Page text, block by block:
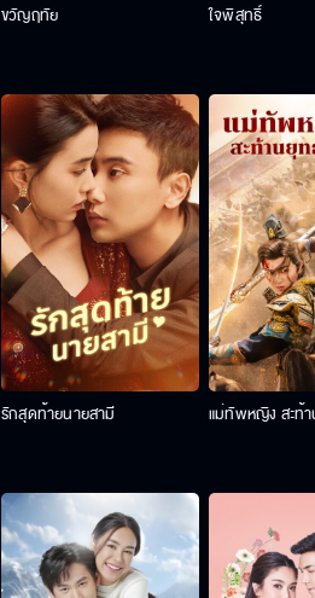
ขวัญฤทัย ใจพิสุทธิ์
รักสุดท้ายนายสามี แม่ทัพหญิง สะท้